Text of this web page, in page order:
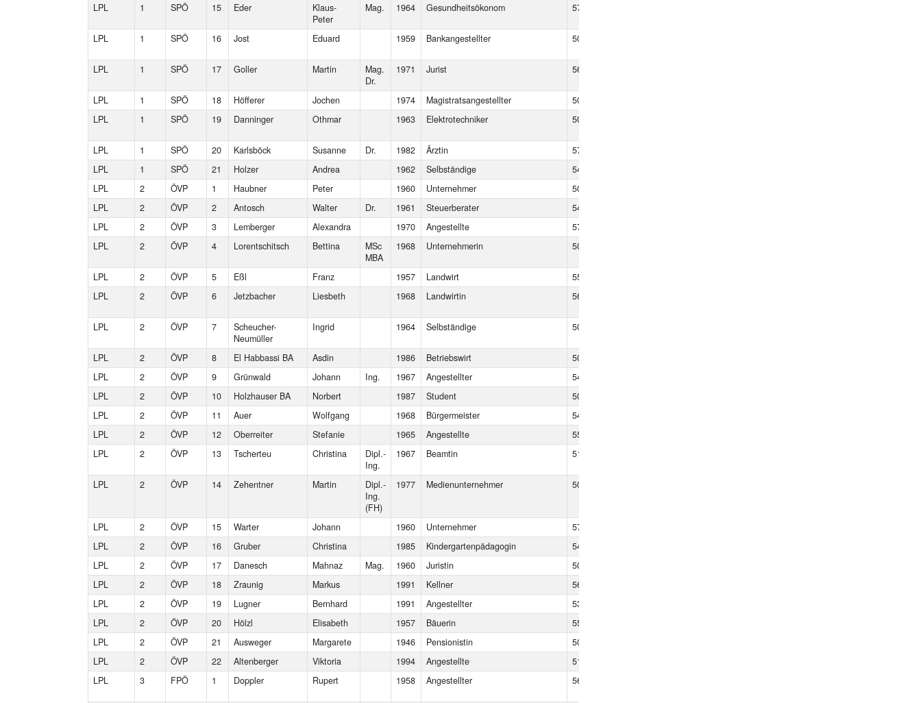
LPL
1 SPÖ 15 Eder
Klaus-
Peter
Mag. 1964 Gesundheitsökonom 5760
LPL 1 SPÖ 16 Jost Eduard 1959 Bankangestellter 5071
LPL
1 SPÖ 17 Goller Martin
Mag.
Dr.
1971 Jurist 5622
LPL 1 SPÖ 18 Höfferer Jochen 1974 Magistratsangestellter 5020
LPL
1 SPÖ 19 Danninger Othmar 1963 Elektrotechniker 5083
LPL
1 SPÖ 20 Karlsböck Susanne Dr. 1982 Ärztin 5710
LPL
1 SPÖ 21 Holzer Andrea 1962 Selbständige 5400
LPL
2 ÖVP 1 Haubner Peter 1960 Unternehmer 5023
LPL
2 ÖVP 2 Antosch Walter Dr. 1961 Steuerberater 5400
LPL
2 ÖVP 3 Lemberger Alexandra 1970 Angestellte 5730
LPL
2 ÖVP 4 Lorentschitsch Bettina
MSc
MBA
1968 Unternehmerin 5020
LPL 2 ÖVP 5 Eßl Franz 1957 Landwirt 5580
LPL
2 ÖVP 6 Jetzbacher Liesbeth 1968 Landwirtin 5621
LPL
2 ÖVP 7
Scheucher-
Neumüller
Ingrid 1964 Selbständige 5084
LPL 2 ÖVP 8 El Habbassi BA Asdin 1986 Betriebswirt 5026
LPL
2 ÖVP 9 Grünwald Johann Ing. 1967 Angestellter 5453
LPL
2 ÖVP 10 Holzhauser BA Norbert 1987 Student 5020
LPL
2 ÖVP 11 Auer Wolfgang 1968 Bürgermeister 5421
LPL
2 ÖVP 12 Oberreiter Stefanie 1965 Angestellte 5541
LPL
2 ÖVP 13 Tscherteu Christina
Dipl.-
Ing.
1967 Beamtin 5163
LPL 2 ÖVP 14 Zehentner Martin
Dipl.-
Ing.
(FH)
1977 Medienunternehmer 5023
LPL 2 ÖVP 15 Warter Johann 1960 Unternehmer 5721
LPL
2 ÖVP 16 Gruber Christina 1985 Kindergartenpädagogin 5423
LPL
2 ÖVP 17 Danesch Mahnaz Mag. 1960 Juristin 5020
LPL
2 ÖVP 18 Zraunig Markus 1991 Kellner 5612
LPL
2 ÖVP 19 Lugner Bernhard 1991 Angestellter 5322
LPL
2 ÖVP 20 Hölzl Elisabeth 1957 Bäuerin 5531
LPL
2 ÖVP 21 Ausweger Margarete 1946 Pensionistin 5020
LPL
2 ÖVP 22 Altenberger Viktoria 1994 Angestellte 5162
LPL
3 FPÖ 1 Doppler Rupert 1958 Angestellter 5621